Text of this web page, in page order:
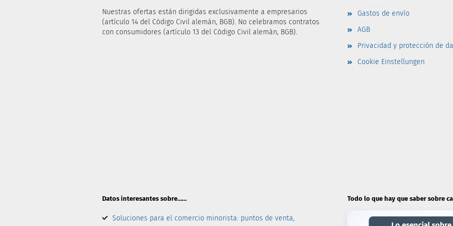
Nuestras ofertas están dirigidas exclusivamente a empresarios
(artículo 14 del Código Civil alemán, BGB). No celebramos contratos
con consumidores (artículo 13 del Código Civil alemán, BGB).
Gastos de envío
AGB
Privacidad y protección de
Cookie Einstellungen
Datos interesantes sobre……
Soluciones para el comercio minorista: puntos de venta,
Todo lo que hay que saber sobre